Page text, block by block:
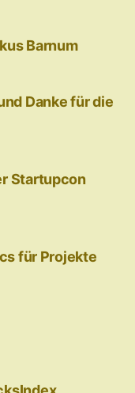
Barnum
Danke für die
Startupcon
für Projekte